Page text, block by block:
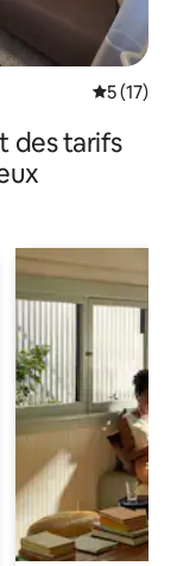
5 (17)
des tarifs